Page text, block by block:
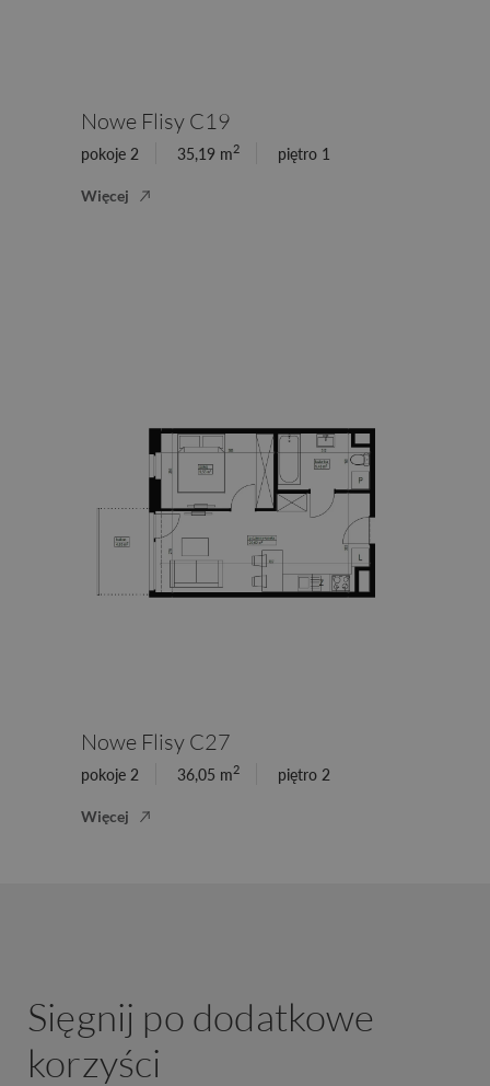
Nowe Flisy C19
pokoje 2 35,19 m2 piętro 1
Więcej
Nowe Flisy C27
pokoje 2 36,05 m2 piętro 2
Więcej
Sięgnij po dodatkowe
korzyści